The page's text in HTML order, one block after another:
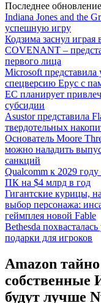
Последнее обновление
Indiana Jones and the
успешную игру
Кодзима заснул играя
COVENANT –
первого лица
Microsoft
спецверсию Epyc с
ЕС планирует
субсидии
Asustor представила
твердотельных
Основатель Moore
можно наладить
санкций
Qualcomm к 2029
ПК на $4 млрд в год
Гигантские курицы,
выбор персонажа:
геймплея новой Fable
Bethesda
подарки для игроков
Amazon
собственные
будут лучше